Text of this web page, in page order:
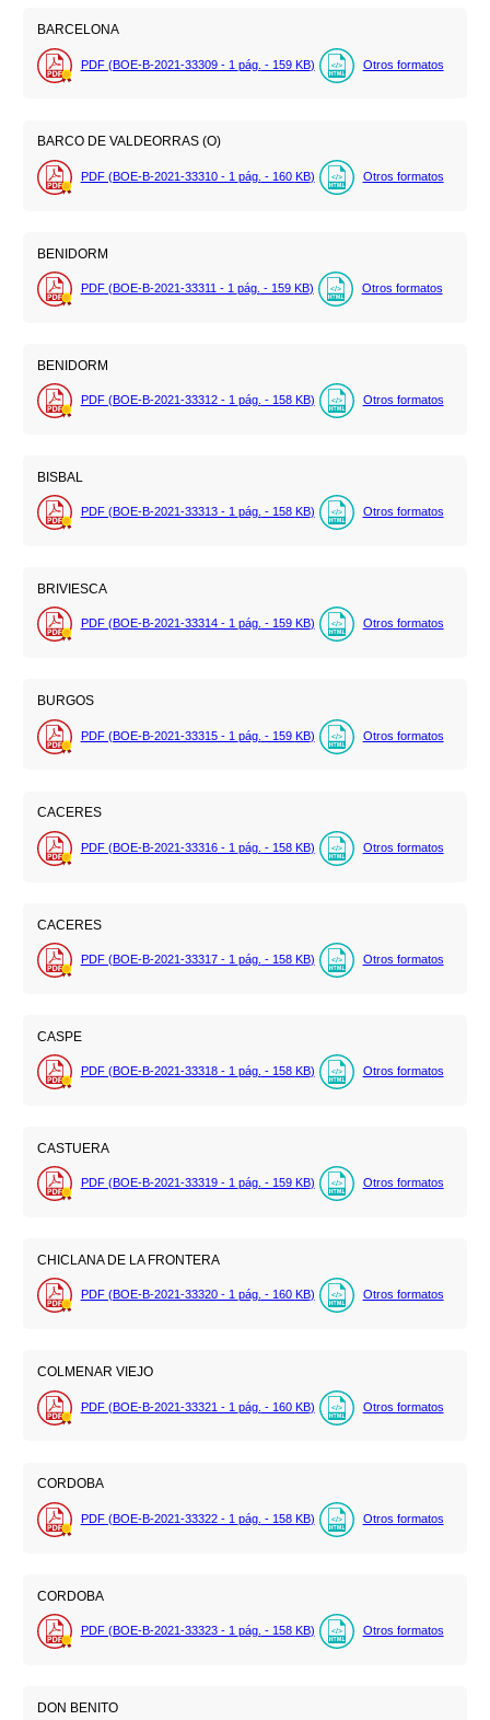
BARCELONA
PDF (BOE-B-2021-33309 - 1 pág. - 159 KB) Otros formatos
BARCO DE VALDEORRAS (O)
PDF (BOE-B-2021-33310 - 1 pág. - 160 KB) Otros formatos
BENIDORM
PDF (BOE-B-2021-33311 - 1 pág. - 159 KB) Otros formatos
BENIDORM
PDF (BOE-B-2021-33312 - 1 pág. - 158 KB) Otros formatos
BISBAL
PDF (BOE-B-2021-33313 - 1 pág. - 158 KB) Otros formatos
BRIVIESCA
PDF (BOE-B-2021-33314 - 1 pág. - 159 KB) Otros formatos
BURGOS
PDF (BOE-B-2021-33315 - 1 pág. - 159 KB) Otros formatos
CACERES
PDF (BOE-B-2021-33316 - 1 pág. - 158 KB) Otros formatos
CACERES
PDF (BOE-B-2021-33317 - 1 pág. - 158 KB) Otros formatos
CASPE
PDF (BOE-B-2021-33318 - 1 pág. - 158 KB) Otros formatos
CASTUERA
PDF (BOE-B-2021-33319 - 1 pág. - 159 KB) Otros formatos
CHICLANA DE LA FRONTERA
PDF (BOE-B-2021-33320 - 1 pág. - 160 KB) Otros formatos
COLMENAR VIEJO
PDF (BOE-B-2021-33321 - 1 pág. - 160 KB) Otros formatos
CORDOBA
PDF (BOE-B-2021-33322 - 1 pág. - 158 KB) Otros formatos
CORDOBA
PDF (BOE-B-2021-33323 - 1 pág. - 158 KB) Otros formatos
DON BENITO